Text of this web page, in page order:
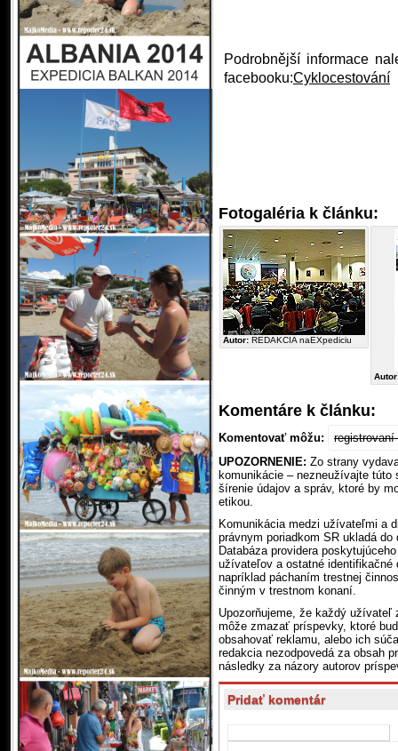
Podrobnější informace
facebooku:Cyklocestování
Fotogaléria k článku:
Autor: REDAKCIA naEXpediciu
Komentáre k článku:
Komentovať môžu:
registrovaní
UPOZORNENIE: Zo strany
komunikácie – nezneužívajte
šírenie údajov a správ, ktoré by
etikou.
Komunikácia medzi užívateľmi a
právnym poriadkom SR ukladá
Databáza providera
užívateľov a ostatné identifikačné
napríklad páchaním trestnej
činným v trestnom konaní.
Upozorňujeme, že každý užívateľ
môže zmazať príspevky, ktoré
obsahovať reklamu, alebo ich
redakcia nezodpovedá za obsah
následky za názory autorov
Pridať komentár